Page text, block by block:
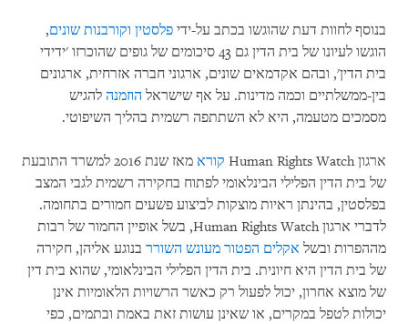
בנוסף לחוות דעת שהוגשו בכתב על-ידי פלסטין וקורבנות שונים,
הוגשו לעיונו של בית הדין גם 43 סיכומים של גופים שהוכרזו 'ידידי
בית הדין', ובהם אקדמאים שונים, ארגוני חברה אזרחית, ארגונים
בין-ממשלתיים וכמה מדינות. על אף שישראל הוזמנה להגיש
מסמכים מטעמה, היא לא השתתפה רשמית בהליך השיפוטי.
ארגון Human Rights Watch קורא
מאז שנת 2016 למשרד התובעת
של בית הדין הפלילי הבינלאומי לפתוח בחקירה רשמית לגבי המצב
בפלסטין, בהינתן ראיות מוצקות לביצוע פשעים חמורים בתחומה.
לדברי ארגון Human Rights Watch, בשל אופיין החמור של רבות
מההפרות ובשל אקלים הפטור מעונש השורר בנוגע אליהן, חקירה
של בית הדין היא חיונית. בית הדין הפלילי הבינלאומי, שהוא בית דין
של מוצא אחרון, יכול לפעול רק כאשר הרשויות הלאומיות אינן
יכולות לטפל במקרים, או שאינן עושות זאת באמת ובתמים, כפי